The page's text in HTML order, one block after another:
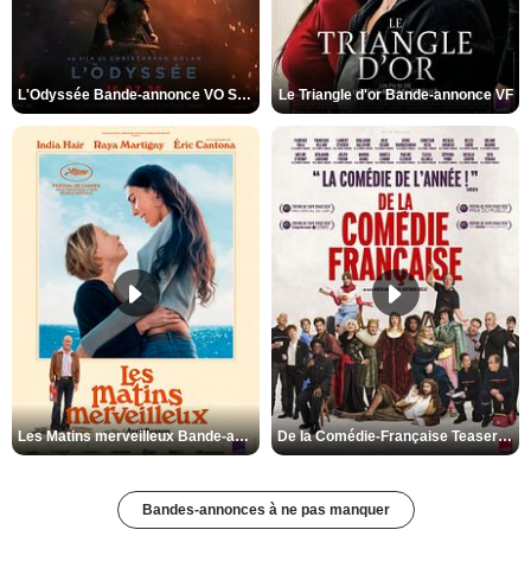
L'Odyssée Bande-annonce VO STFR Le Triangle d'or Bande-annonce VF
Les Matins merveilleux Bande-annonce VF De la Comédie-Française Teaser VF
Bandes-annonces à ne pas manquer